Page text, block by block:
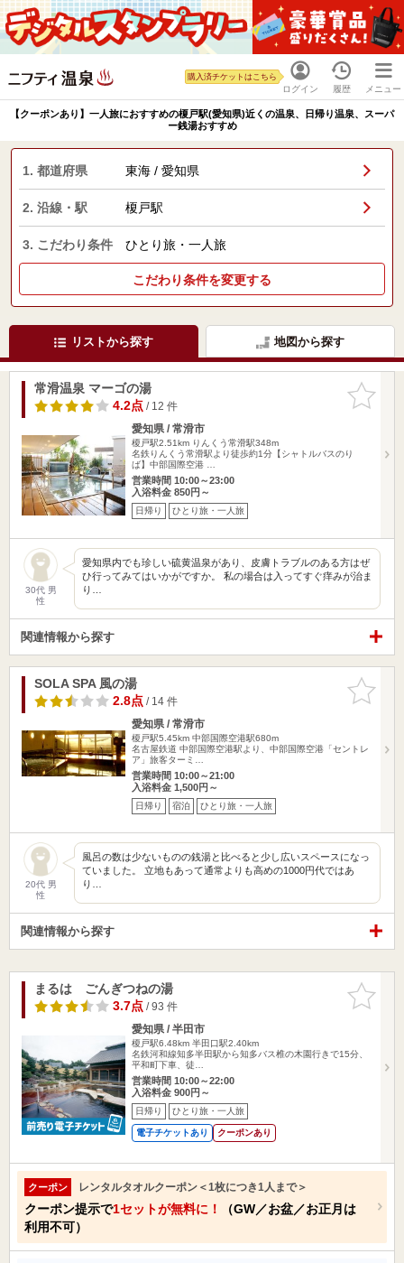
ログイン
購入済チケットはこちら
履歴 メニュー
【クーポンあり】一人旅におすすめの榎戸駅(愛知県)近くの温泉、日帰り温泉、スーパ
ー銭湯おすすめ
1. 都道府県 東海 / 愛知県
2. 沿線・駅 榎戸駅
3. こだわり条件 ひとり旅・一人旅
こだわり条件を変更する
リストから探す 地図から探す
お気に入
りに追加
常滑温泉 マーゴの湯
4.2点/ 12 件
愛知県 / 常滑市
榎戸駅2.51km りんくう常滑駅348m
名鉄りんくう常滑駅より徒歩約1分【シャトルバスのり
ば】中部国際空港 …
営業時間 10:00～23:00
入浴料金 850円～
日帰り ひとり旅・一人旅
30代 男
性
愛知県内でも珍しい硫黄温泉があり、皮膚トラブルのある方はぜ
ひ行ってみてはいかがですか。 私の場合は入ってすぐ痒みが治ま
り…
関連情報から探す
お気に入
りに追加
SOLA SPA 風の湯
2.8点/ 14 件
愛知県 / 常滑市
榎戸駅5.45km 中部国際空港駅680m
名古屋鉄道 中部国際空港駅より、中部国際空港「セントレ
ア」旅客ターミ…
営業時間 10:00～21:00
入浴料金 1,500円～
日帰り 宿泊 ひとり旅・一人旅
20代 男
性
風呂の数は少ないものの銭湯と比べると少し広いスペースになっ
ていました。 立地もあって通常よりも高めの1000円代ではあ
り…
関連情報から探す
お気に入
りに追加
まるは ごんぎつねの湯
3.7点/ 93 件
愛知県 / 半田市
榎戸駅6.48km 半田口駅2.40km
名鉄河和線知多半田駅から知多バス椎の木園行きで15分、
平和町下車、徒…
営業時間 10:00～22:00
入浴料金 900円～
日帰り ひとり旅・一人旅
電子チケットあり クーポンあり
クーポン レンタルタオルクーポン＜1枚につき1人まで＞
クーポン提示で1セットが無料に！
（GW／お盆／お正月は
利用不可）